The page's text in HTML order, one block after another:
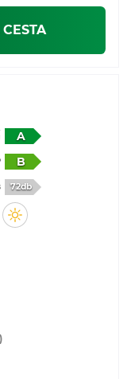
A
B
72db